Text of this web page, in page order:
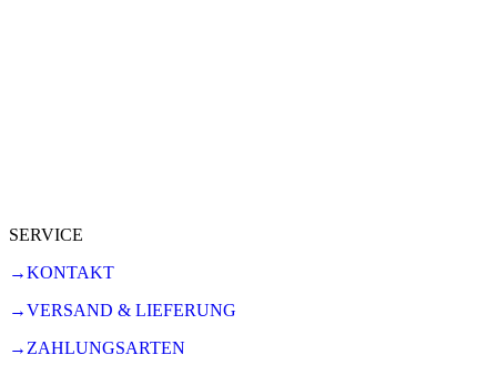
SERVICE
→KONTAKT
→VERSAND & LIEFERUNG
→ZAHLUNGSARTEN